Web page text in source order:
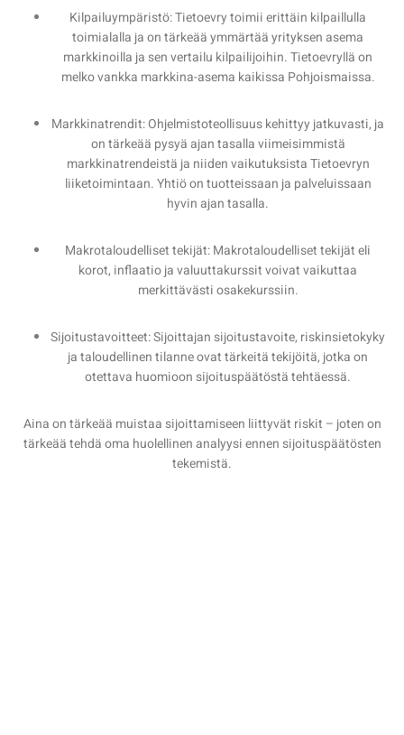
Kilpailuympäristö: Tietoevry toimii erittäin kilpaillulla
toimialalla ja on tärkeää ymmärtää yrityksen asema
markkinoilla ja sen vertailu kilpailijoihin. Tietoevryllä on
melko vankka markkina-asema kaikissa Pohjoismaissa.
Markkinatrendit: Ohjelmistoteollisuus kehittyy jatkuvasti, ja
on tärkeää pysyä ajan tasalla viimeisimmistä
markkinatrendeistä ja niiden vaikutuksista Tietoevryn
liiketoimintaan. Yhtiö on tuotteissaan ja palveluissaan
hyvin ajan tasalla.
Makrotaloudelliset tekijät: Makrotaloudelliset tekijät eli
korot, inflaatio ja valuuttakurssit voivat vaikuttaa
merkittävästi osakekurssiin.
Sijoitustavoitteet: Sijoittajan sijoitustavoite, riskinsietokyky
ja taloudellinen tilanne ovat tärkeitä tekijöitä, jotka on
otettava huomioon sijoituspäätöstä tehtäessä.
Aina on tärkeää muistaa sijoittamiseen liittyvät riskit – joten on
tärkeää tehdä oma huolellinen analyysi ennen sijoituspäätösten
tekemistä.